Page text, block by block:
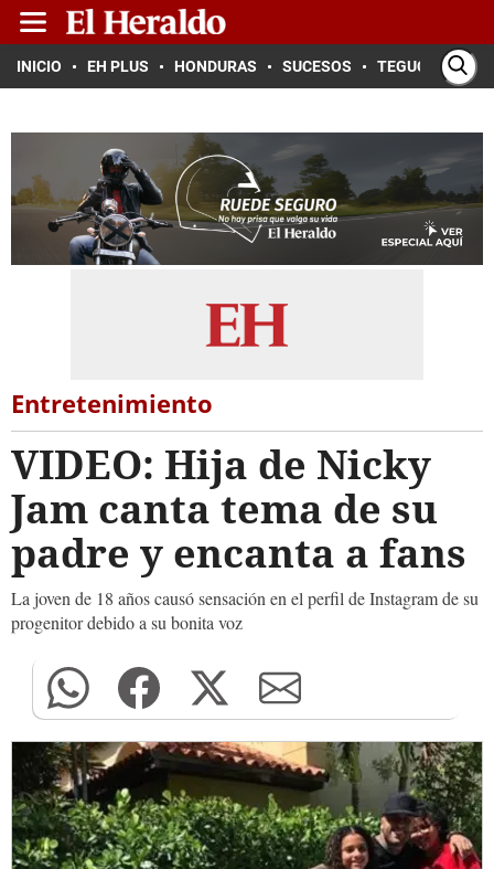
INICIO EH PLUS HONDURAS SUCESOS TEGUCIGALPA
Entretenimiento
VIDEO: Hija de Nicky
Jam canta tema de su
padre y encanta a fans
La joven de 18 años causó sensación en el perfil de Instagram de su
progenitor debido a su bonita voz